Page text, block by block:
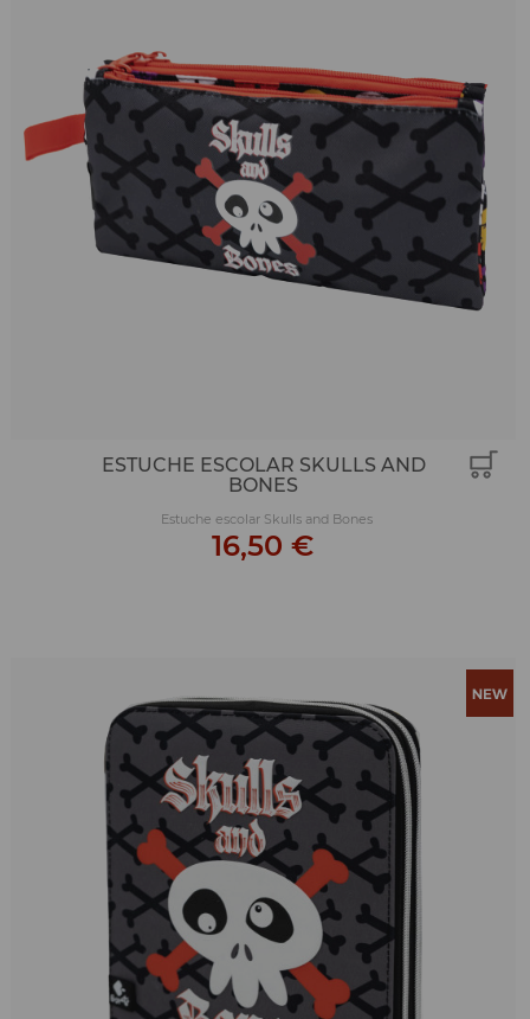
ESTUCHE ESCOLAR SKULLS AND
BONES
Estuche escolar Skulls and Bones
16,50 €